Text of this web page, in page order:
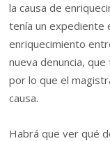
la causa de
tenía un expediente
enriquecimiento
nueva denuncia,
por lo que el
causa.
Habrá que ver qué